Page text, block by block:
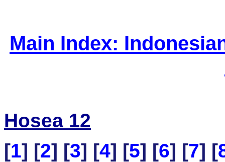
Main Index:
Hosea 12
[1] [2] [3] [4] [5] [6] [7] [